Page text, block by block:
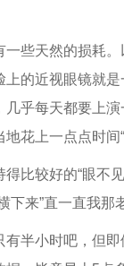
一些天然的损耗
上的近视眼镜就
乎每天都要上演
花上一点点时间“
比较好的“眼不
下来”直一直我那
有半小时吧，但